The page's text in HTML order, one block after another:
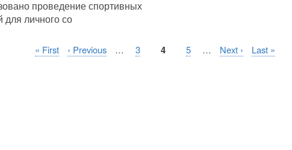
проведение спортивных
для личного со
Первая
« First
Предыдущая
‹ Previous … Страница
3
Текущая
4 Страница
5 …
Следующая
Next ›
Последняя
Last »